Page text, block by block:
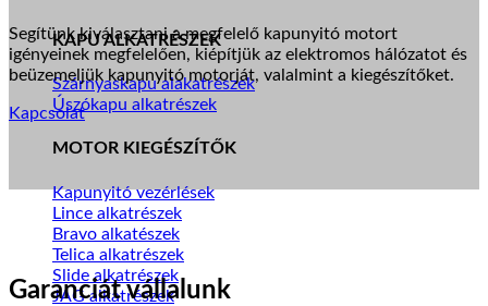
KAPU ALKATRÉSZEK
Szárnyaskapu alakatrészek
Úszókapu alkatrészek
MOTOR KIEGÉSZÍTŐK
Kapunyitó vezérlések
Lince alkatrészek
Bravo alkatészek
Telica alkatrészek
Slide alkatrészek
JAG alkatrészek
Segítünk kiválasztani a megfelelő kapunyitó motort
igényeinek megfelelően, kiépítjük az elektromos hálózatot és
beüzemeljük kapunyitó motorját, valalmint a kiegészítőket.
Kapcsolat
Garanciát vállalunk